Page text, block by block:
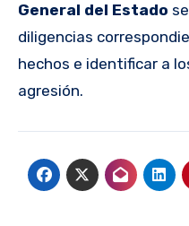
General del Estado
diligencias
hechos e identificar a
agresión.